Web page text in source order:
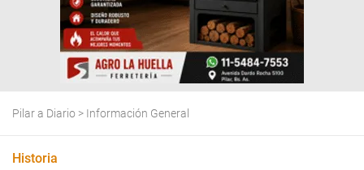
Pilar a Diario > Información General
Historia